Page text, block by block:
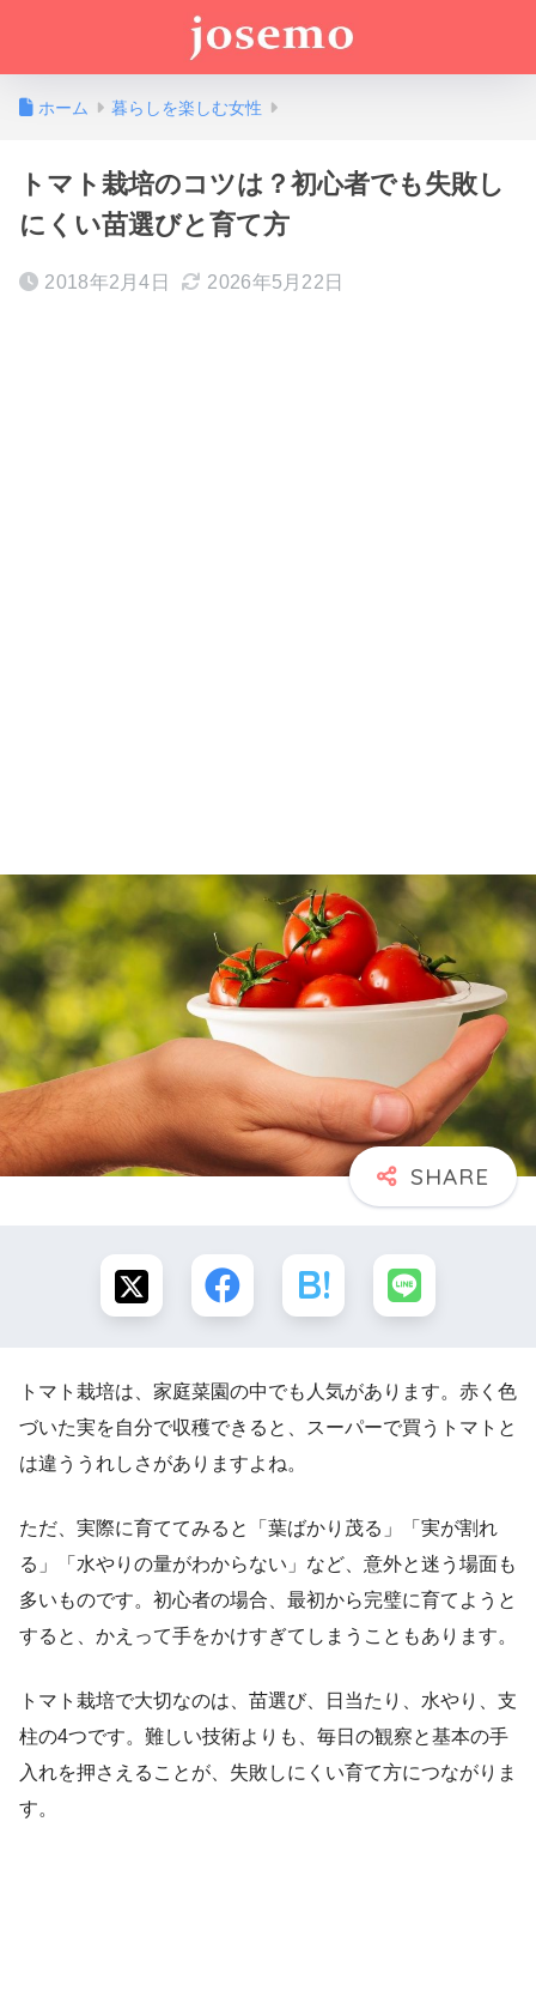
ホーム 暮らしを楽しむ女性
トマト栽培のコツは？初心者でも失敗し
にくい苗選びと育て方
2018年2月4日 2026年5月22日
トマト栽培は、家庭菜園の中でも人気があります。赤く色
づいた実を自分で収穫できると、スーパーで買うトマトと
は違ううれしさがありますよね。
ただ、実際に育ててみると「葉ばかり茂る」「実が割れ
る」「水やりの量がわからない」など、意外と迷う場面も
多いものです。初心者の場合、最初から完璧に育てようと
すると、かえって手をかけすぎてしまうこともあります。
トマト栽培で大切なのは、苗選び、日当たり、水やり、支
柱の4つです。難しい技術よりも、毎日の観察と基本の手
入れを押さえることが、失敗しにくい育て方につながりま
す。